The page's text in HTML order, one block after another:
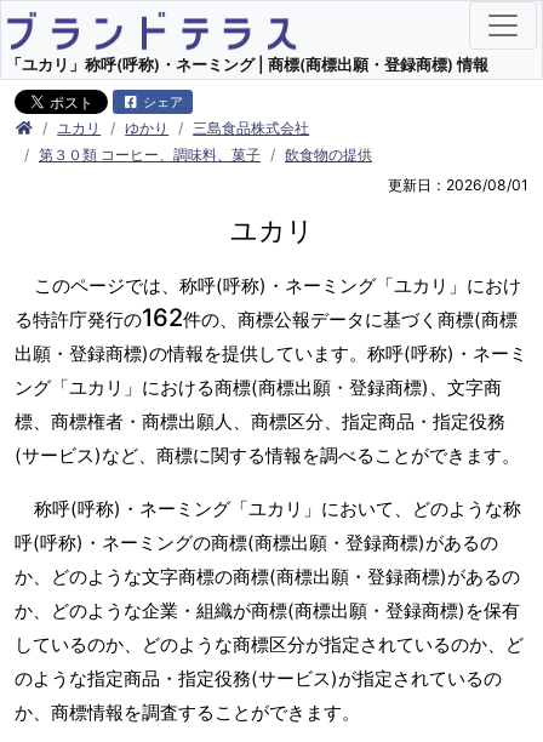
「ユカリ」称呼(呼称)・ネーミング | 商標(商標出願・登録商標) 情報
シェア
ユカリ ゆかり
三島食品株式会社
第３０類 コーヒー、調味料、菓子
飲食物の提供
更新日：2026/08/01
ユカリ
このページでは、称呼(呼称)・ネーミング「ユカリ」におけ
る特許庁発行の162件の、商標公報データに基づく商標(商標
出願・登録商標)の情報を提供しています。称呼(呼称)・ネーミ
ング「ユカリ」における商標(商標出願・登録商標)、文字商
標、商標権者・商標出願人、商標区分、指定商品・指定役務
(サービス)など、商標に関する情報を調べることができます。
称呼(呼称)・ネーミング「ユカリ」において、どのような称
呼(呼称)・ネーミングの商標(商標出願・登録商標)があるの
か、どのような文字商標の商標(商標出願・登録商標)があるの
か、どのような企業・組織が商標(商標出願・登録商標)を保有
しているのか、どのような商標区分が指定されているのか、ど
のような指定商品・指定役務(サービス)が指定されているの
か、商標情報を調査することができます。